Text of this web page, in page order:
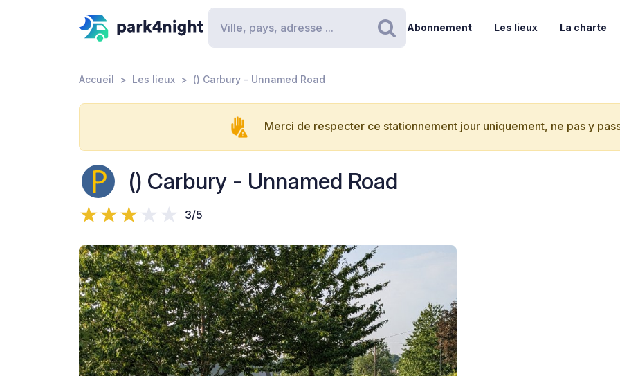
Rechercher
Abonnement Les lieux La charte
Accueil Les lieux () Carbury - Unnamed Road
Merci de respecter ce stationnement jour uniquement, ne pas y
() Carbury - Unnamed Road
3/5